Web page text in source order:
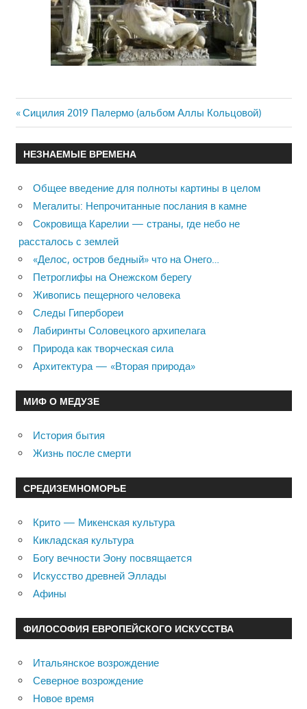
Навигация
по
записям
Previous
Post:
Сицилия 2019 Палермо (альбом Аллы Кольцовой)
НЕЗНАЕМЫЕ ВРЕМЕНА
Общее введение для полноты картины в целом
Мегалиты: Непрочитанные послания в камне
Сокровища Карелии — страны, где небо не
рассталось с землей
«Делос, остров бедный» что на Онего…
Петроглифы на Онежском берегу
Живопись пещерного человека
Следы Гипербореи
Лабиринты Соловецкого архипелага
Природа как творческая сила
Архитектура — «Вторая природа»
МИФ О МЕДУЗЕ
История бытия
Жизнь после смерти
СРЕДИЗЕМНОМОРЬЕ
Крито — Микенская культура
Кикладская культура
Богу вечности Эону посвящается
Искусство древней Эллады
Афины
ФИЛОСОФИЯ ЕВРОПЕЙСКОГО ИСКУССТВА
Итальянское возрождение
Северное возрождение
Новое время